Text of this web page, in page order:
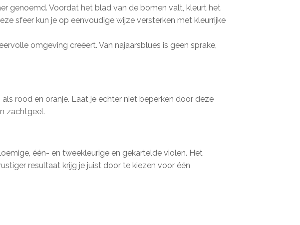
genoemd. Voordat het blad van de bomen valt, kleurt het
sfeer kun je op eenvoudige wijze versterken met kleurrijke
omgeving creëert. Van najaarsblues is geen sprake,
rood en oranje. Laat je echter niet beperken door deze
zachtgeel.
één- en tweekleurige en gekartelde violen. Het
resultaat krijg je juist door te kiezen voor één